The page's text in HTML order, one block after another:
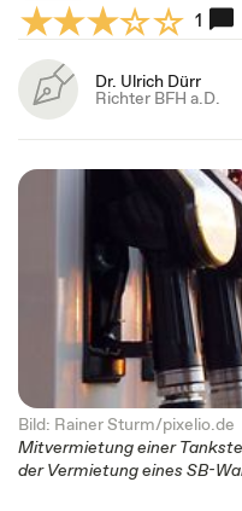
1
Dr. Ulrich Dürr
Richter BFH a.D.
Bild: Rainer Sturm/pixelio.de
Mitvermietung einer
der Vermietung eines SB-